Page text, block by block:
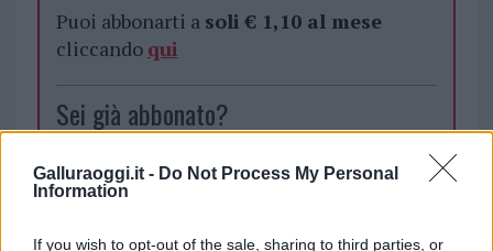
Galluraoggi.it - Do Not Process My Personal
Information
If you wish to opt-out of the sale, sharing to third parties, or
Puoi abbonarti a soli € 1,10 al mese
cliccando qui
Sei già abbonato?
Puoi effettuare l'accesso andando nella
sezione